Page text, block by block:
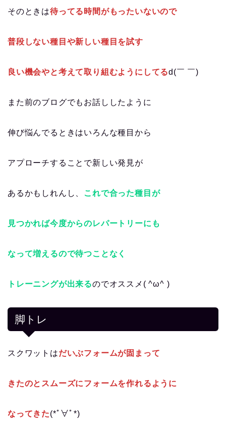
そのときは待ってる時間がもったいないので
普段しない種目や新しい種目を試す
良い機会やと考えて取り組むようにしてるd(￣ ￣)
また前のブログでもお話ししたように
伸び悩んでるときはいろんな種目から
アプローチすることで新しい発見が
あるかもしれんし、 これで合った種目が
見つかれば今度からのレパートリーにも
なって増えるので待つことなく
トレーニングが出来るのでオススメ( ^ω^ )
脚トレ
スクワットはだいぶフォームが固まって
きたのとスムーズにフォームを作れるように
なってきた(*ﾟ∀ﾟ*)